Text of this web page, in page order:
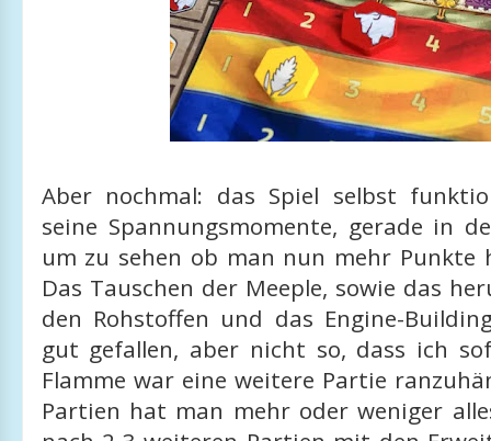
Aber nochmal: das Spiel selbst
seine Spannungsmomente, gerade in
um zu sehen ob man nun mehr Punkte
Das Tauschen der Meeple, sowie das
den Rohstoffen und das Engine-
gut gefallen, aber nicht so, dass ich
Flamme war eine weitere Partie
Partien hat man mehr oder weniger